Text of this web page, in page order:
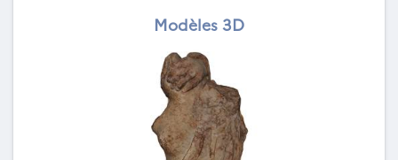
Modèles 3D